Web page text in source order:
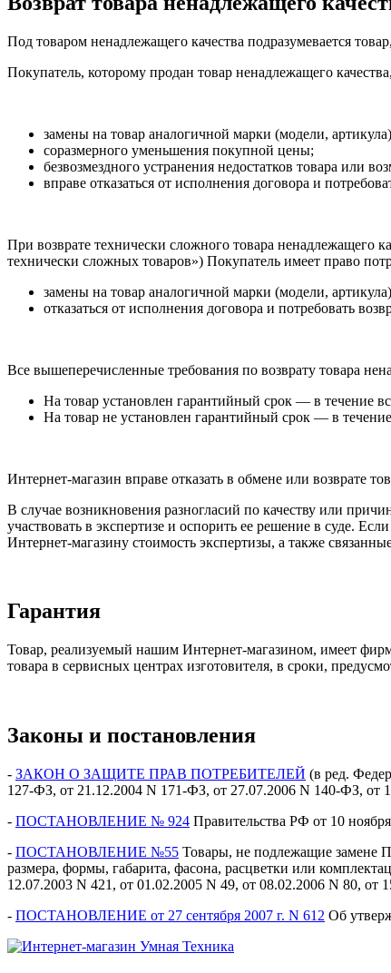
Под товаром ненадлежащего качества подразумевается
Покупатель, которому продан товар ненадлежащего
замены на товар аналогичной марки (модели,
соразмерного уменьшения покупной цены;
безвозмездного устранения недостатков товара или
вправе отказаться от исполнения договора и
При возврате технически сложного товара ненадлежащего
технически сложных товаров») Покупатель имеет право
замены на товар аналогичной марки (модели,
отказаться от исполнения договора и потребовать
Все вышеперечисленные требования по возврату товара
На товар установлен гарантийный срок — в течение
На товар не установлен гарантийный срок — в
Интернет-магазин вправе отказать в обмене или возврате
В случае возникновения разногласий по качеству или
участвовать в экспертизе и оспорить ее решение в суде.
Интернет-магазину стоимость экспертизы, а также
Гарантия
Товар, реализуемый нашим Интернет-магазином, имеет
товара в сервисных центрах изготовителя, в сроки,
Законы и постановления
- ЗАКОН О ЗАЩИТЕ ПРАВ ПОТРЕБИТЕЛЕЙ (в ред.
127-ФЗ, от 21.12.2004 N 171-ФЗ, от 27.07.2006 N 140-ФЗ, от
- ПОСТАНОВЛЕНИЕ № 924 Правительства РФ от 10
- ПОСТАНОВЛЕНИЕ №55 Товары, не подлежащие замене
размера, формы, габарита, фасона, расцветки или
12.07.2003 N 421, от 01.02.2005 N 49, от 08.02.2006 N 80, от
- ПОСТАНОВЛЕНИЕ от 27 сентября 2007 г. N 612 Об